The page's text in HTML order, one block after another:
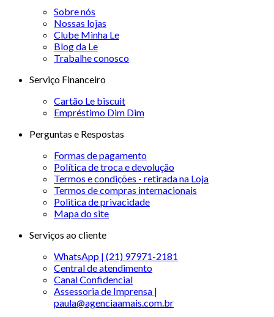
Sobre nós
Nossas lojas
Clube Minha Le
Blog da Le
Trabalhe conosco
Serviço Financeiro
Cartão Le biscuit
Empréstimo Dim Dim
Perguntas e Respostas
Formas de pagamento
Política de troca e devolução
Termos e condições - retirada na Loja
Termos de compras internacionais
Politica de privacidade
Mapa do site
Serviços ao cliente
WhatsApp | (21) 97971-2181
Central de atendimento
Canal Confidencial
Assessoria de Imprensa |
paula@agenciaamais.com.br